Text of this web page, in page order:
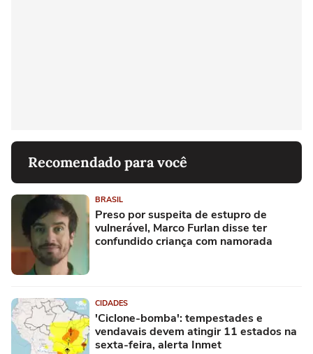
Recomendado para você
BRASIL
Preso por suspeita de estupro de
vulnerável, Marco Furlan disse ter
confundido criança com namorada
CIDADES
'Ciclone-bomba': tempestades e
vendavais devem atingir 11 estados na
sexta-feira, alerta Inmet